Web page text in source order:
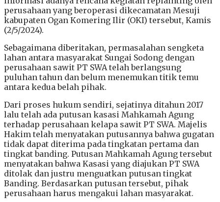
perusahaan yang beroperasi dikecamatan Mesuji
kabupaten Ogan Komering Ilir (OKI) tersebut, Kamis
(2/5/2024).
Sebagaimana diberitakan, permasalahan sengketa
lahan antara masyarakat Sungai Sodong dengan
perusahaan sawit PT SWA telah berlangsung
puluhan tahun dan belum menemukan titik temu
antara kedua belah pihak.
Dari proses hukum sendiri, sejatinya ditahun 2017
lalu telah ada putusan kasasi Mahkamah Agung
terhadap perusahaan kelapa sawit PT SWA. Majelis
Hakim telah menyatakan putusannya bahwa gugatan
tidak dapat diterima pada tingkatan pertama dan
tingkat banding. Putusan Mahkamah Agung tersebut
menyatakan bahwa Kasasi yang diajukan PT SWA
ditolak dan justru menguatkan putusan tingkat
Banding. Berdasarkan putusan tersebut, pihak
perusahaan harus mengakui lahan masyarakat.